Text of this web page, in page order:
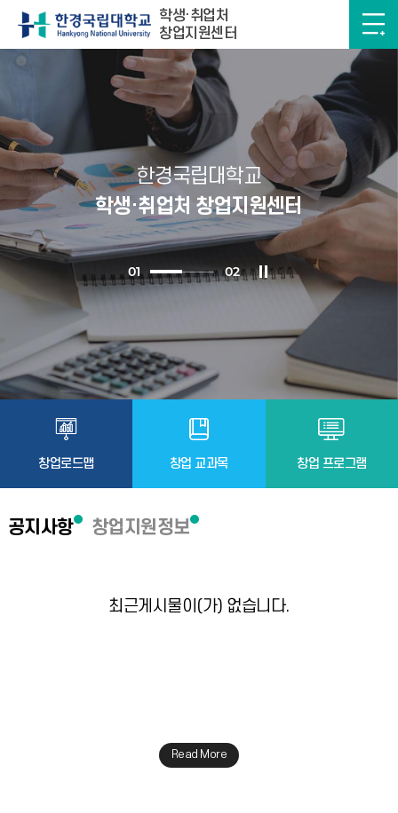
학생·취업처
창업지원센터
한경국립대학교
학생·취업처 창업지원센터
01 02
창업로드맵 창업 교과목 창업 프로그램
공지사항
최근게시물이(가) 없습니다.
Read More
창업지원정보